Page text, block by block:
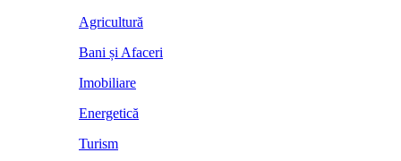
Agricultură
Bani și Afaceri
Imobiliare
Energetică
Turism